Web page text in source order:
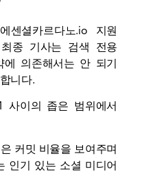
에센셜카르다노.io 지원
종 기사는 검색 전용
에 의존해서는 안 되기
니다.
사이의 좁은 범위에서
커밋 비율을 보여주며
인기 있는 소셜 미디어